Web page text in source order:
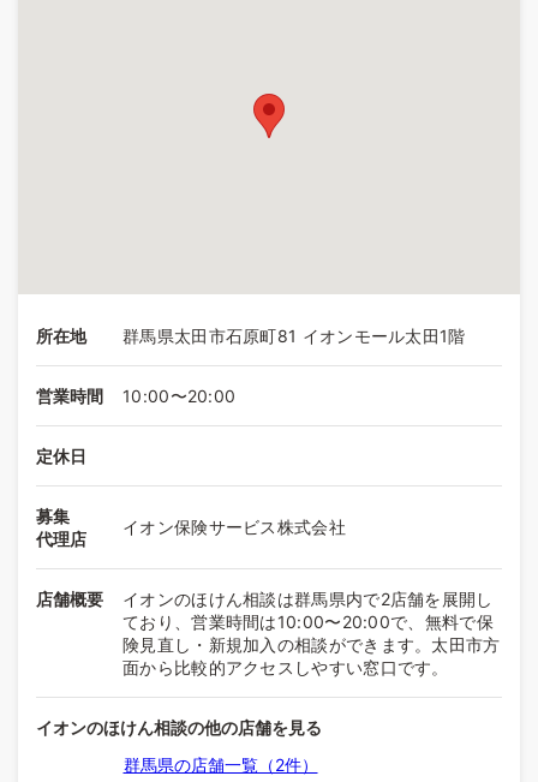
所在地 群馬県太田市石原町81 イオンモール太田1階
営業時間 10:00〜20:00
定休日
募集
代理店
イオン保険サービス株式会社
店舗概要
イオンのほけん相談は群馬県内で2店舗を展開し
ており、営業時間は10:00〜20:00で、無料で保
険見直し・新規加入の相談ができます。太田市方
面から比較的アクセスしやすい窓口です。
イオンのほけん相談の他の店舗を見る
群馬県の店舗一覧（2件）